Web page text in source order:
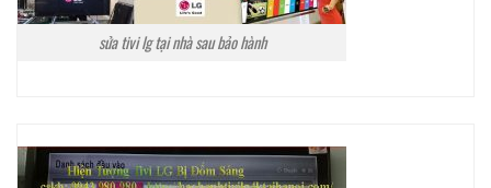
sửa tivi lg tại nhà sau bảo hành